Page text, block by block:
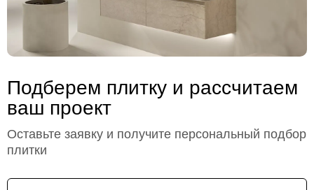
Подберем плитку и рассчитаем
ваш проект
Оставьте заявку и получите персональный подбор
плитки
Имя